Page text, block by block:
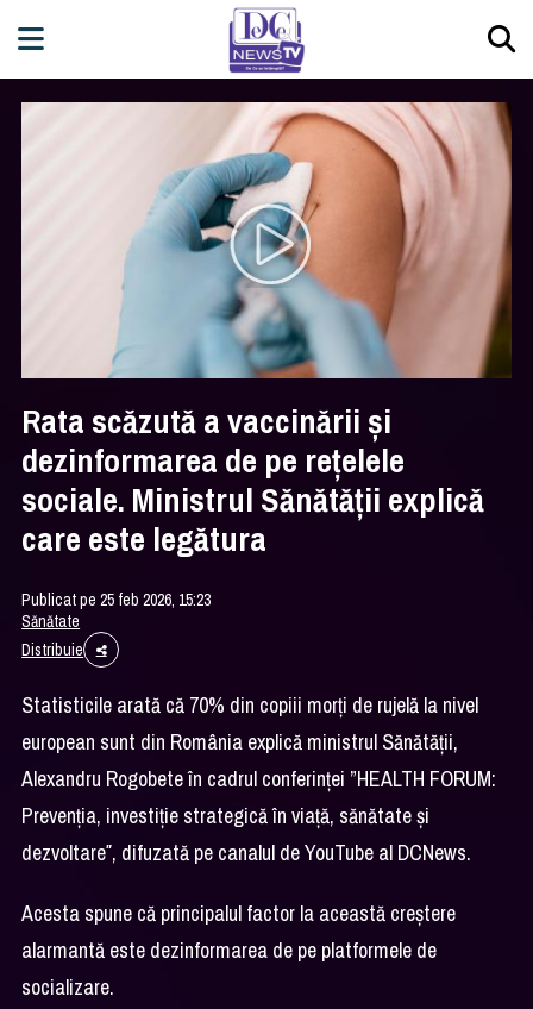
Rata scăzută a vaccinării și
dezinformarea de pe rețelele
sociale. Ministrul Sănătății explică
care este legătura
Publicat pe 25 feb 2026, 15:23
Sănătate
Distribuie
Statisticile arată că 70% din copiii morți de rujelă la nivel
european sunt din România explică ministrul Sănătății,
Alexandru Rogobete în cadrul conferinței ”HEALTH FORUM:
Prevenția, investiție strategică în viață, sănătate și
dezvoltare″, difuzată pe canalul de YouTube al DCNews.
Acesta spune că principalul factor la această creștere
alarmantă este dezinformarea de pe platformele de
socializare.